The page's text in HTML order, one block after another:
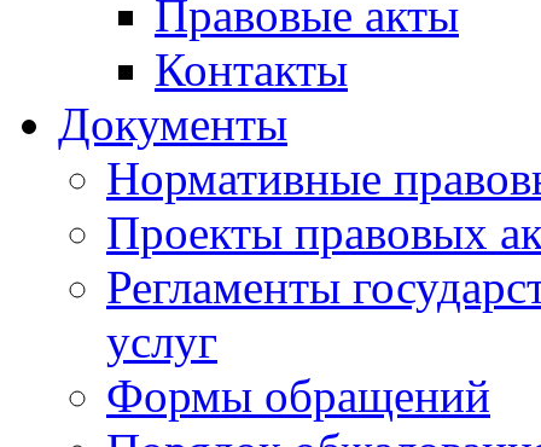
Правовые акты
Контакты
Документы
Нормативные
Проекты правовых
Регламенты
услуг
Формы обращений